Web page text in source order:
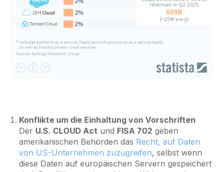
Konflikte um die Einhaltung von Vorschriften
Der U.S. CLOUD Act und FISA 702 geben
amerikanischen Behörden das Recht, auf Daten
von US-Unternehmen zuzugreifen, selbst wenn
diese Daten auf europäischen Servern gespeichert